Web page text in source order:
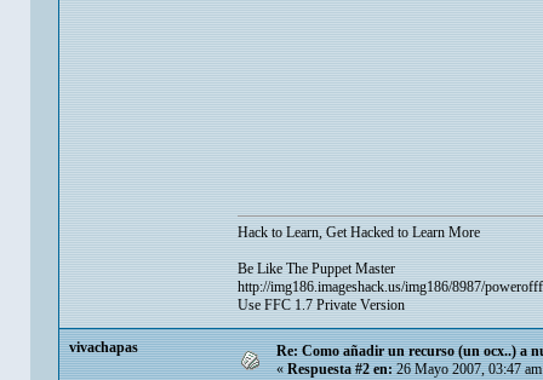
Hack to Learn, Get Hacked to Learn More
Be Like The Puppet Master
http://img186.imageshack.us/img186/8987/
Use FFC 1.7 Private Version
vivachapas
Re: Como añadir un recurso (un ocx..) a
«Respuesta #2 en:26 Mayo 2007, 03:47